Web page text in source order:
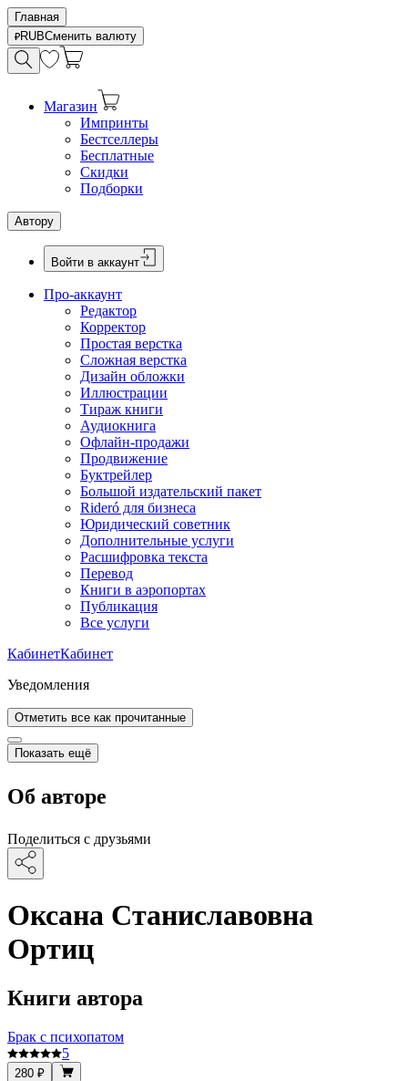
Главная
RUBСменить валюту
Магазин
Импринты
Бестселлеры
Бесплатные
Скидки
Подборки
Автору
Войти в аккаунт
Про-аккаунт
Редактор
Корректор
Простая верстка
Сложная верстка
Дизайн обложки
Иллюстрации
Тираж книги
Аудиокнига
Офлайн-продажи
Продвижение
Буктрейлер
Большой издательский пакет
Rideró для бизнеса
Юридический советник
Дополнительные услуги
Расшифровка текста
Перевод
Книги в аэропортах
Публикация
Все услуги
КабинетКабинет
Уведомления
Отметить все как прочитанные
Показать ещё
Об авторе
Поделиться с друзьями
Оксана Станиславовна
Ортиц
Книги автора
Брак с психопатом
5
280 ₽